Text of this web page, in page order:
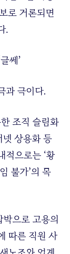
로 거론되면
.
쎄’
과 극이다.
조직 슬림화
넷 상용화 등
적으로는 ‘황
불가’의 목
으로 고용의
따른 직원 사